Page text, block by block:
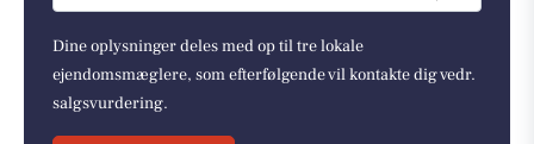
Dine oplysninger deles med op til tre lokale
ejendomsmæglere, som efterfølgende vil kontakte dig vedr.
salgsvurdering.